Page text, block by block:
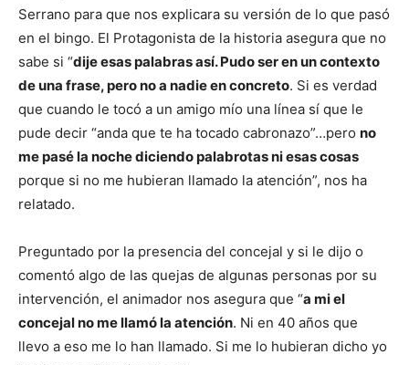
Serrano para que nos explicara su versión de lo que pasó
en el bingo. El Protagonista de la historia asegura que no
sabe si “dije esas palabras así. Pudo ser en un contexto
de una frase, pero no a nadie en concreto. Si es verdad
que cuando le tocó a un amigo mío una línea sí que le
pude decir “anda que te ha tocado cabronazo”…pero no
me pasé la noche diciendo palabrotas ni esas cosas
porque si no me hubieran llamado la atención”, nos ha
relatado.
Preguntado por la presencia del concejal y si le dijo o
comentó algo de las quejas de algunas personas por su
intervención, el animador nos asegura que “a mi el
concejal no me llamó la atención. Ni en 40 años que
llevo a eso me lo han llamado. Si me lo hubieran dicho yo